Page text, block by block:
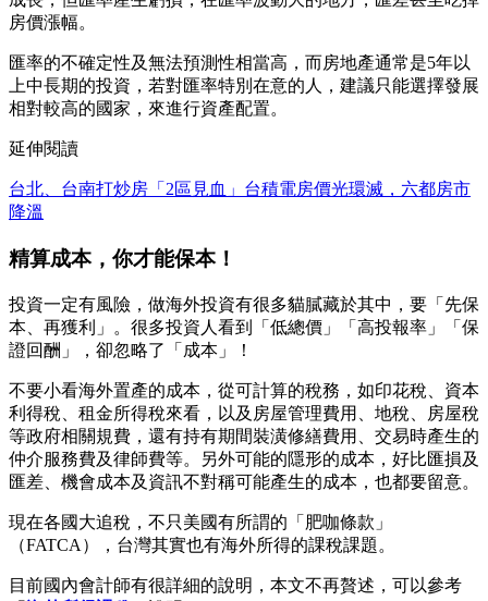
房價漲幅。
匯率的不確定性及無法預測性相當高，而房地產通常是5年以
上中長期的投資，若對匯率特別在意的人，建議只能選擇發展
相對較高的國家，來進行資產配置。
延伸閱讀
台北、台南打炒房「2區見血」台積電房價光環滅，六都房市
降溫
精算成本，你才能保本！
投資一定有風險，做海外投資有很多貓膩藏於其中，要「先保
本、再獲利」。很多投資人看到「低總價」「高投報率」「保
證回酬」，卻忽略了「成本」！
不要小看海外置產的成本，從可計算的稅務，如印花稅、資本
利得稅、租金所得稅來看，以及房屋管理費用、地稅、房屋稅
等政府相關規費，還有持有期間裝潢修繕費用、交易時產生的
仲介服務費及律師費等。另外可能的隱形的成本，好比匯損及
匯差、機會成本及資訊不對稱可能產生的成本，也都要留意。
現在各國大追稅，不只美國有所謂的「肥咖條款」
（FATCA），台灣其實也有海外所得的課稅課題。
目前國內會計師有很詳細的說明，本文不再贅述，可以參考